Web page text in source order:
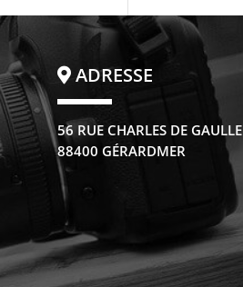
ADRESSE
56 RUE CHARLES DE GAULLE
88400 GÉRARDMER